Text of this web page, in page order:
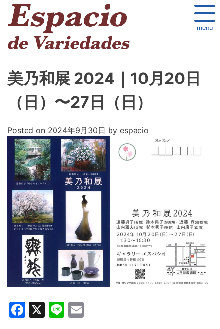
menu
美乃和展 2024｜10月20日
（日）〜27日（日）
Posted on 2024年9月30日 by espacio
Facebook
X Line